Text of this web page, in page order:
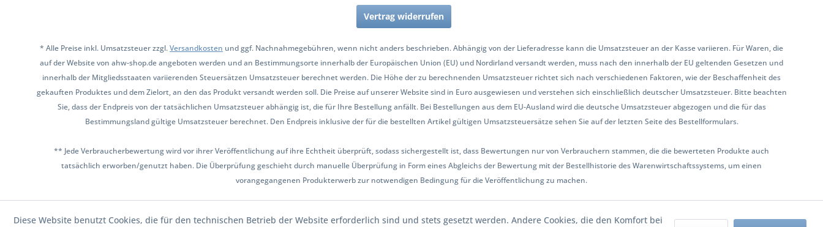
Vertrag widerrufen
* Alle Preise inkl. Umsatzsteuer zzgl.Versandkosten und ggf. Nachnahmegebühren, wenn nicht anders beschrieben. Abhängig von der Lieferadresse kann die Umsatzsteuer an der Kasse variieren. Für Waren, die
auf der Website von ahw-shop.de angeboten werden und an Bestimmungsorte innerhalb der Europäischen Union (EU) und Nordirland versandt werden, muss nach den innerhalb der EU geltenden Gesetzen und
innerhalb der Mitgliedsstaaten variierenden Steuersätzen Umsatzsteuer berechnet werden. Die Höhe der zu berechnenden Umsatzsteuer richtet sich nach verschiedenen Faktoren, wie der Beschaffenheit des
gekauften Produktes und dem Zielort, an den das Produkt versandt werden soll. Die Preise auf unserer Website sind in Euro ausgewiesen und verstehen sich einschließlich deutscher Umsatzsteuer. Bitte beachten
Sie, dass der Endpreis von der tatsächlichen Umsatzsteuer abhängig ist, die für Ihre Bestellung anfällt. Bei Bestellungen aus dem EU-Ausland wird die deutsche Umsatzsteuer abgezogen und die für das
Bestimmungsland gültige Umsatzsteuer berechnet. Den Endpreis inklusive der für die bestellten Artikel gültigen Umsatzsteuersätze sehen Sie auf der letzten Seite des Bestellformulars.
** Jede Verbraucherbewertung wird vor ihrer Veröffentlichung auf ihre Echtheit überprüft, sodass sichergestellt ist, dass Bewertungen nur von Verbrauchern stammen, die die bewerteten Produkte auch
tatsächlich erworben/genutzt haben. Die Überprüfung geschieht durch manuelle Überprüfung in Form eines Abgleichs der Bewertung mit der Bestellhistorie des Warenwirtschaftssystems, um einen
vorangegangenen Produkterwerb zur notwendigen Bedingung für die Veröffentlichung zu machen.
Diese Website benutzt Cookies, die für den technischen Betrieb der Website erforderlich sind und stets gesetzt werden. Andere Cookies, die den Komfort bei